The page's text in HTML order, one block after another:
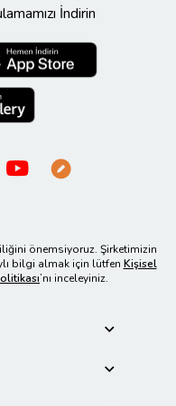
İndirin
önemsiyoruz. Şirketimizin
bilgi almak için lütfen Kişisel
’nı inceleyiniz.